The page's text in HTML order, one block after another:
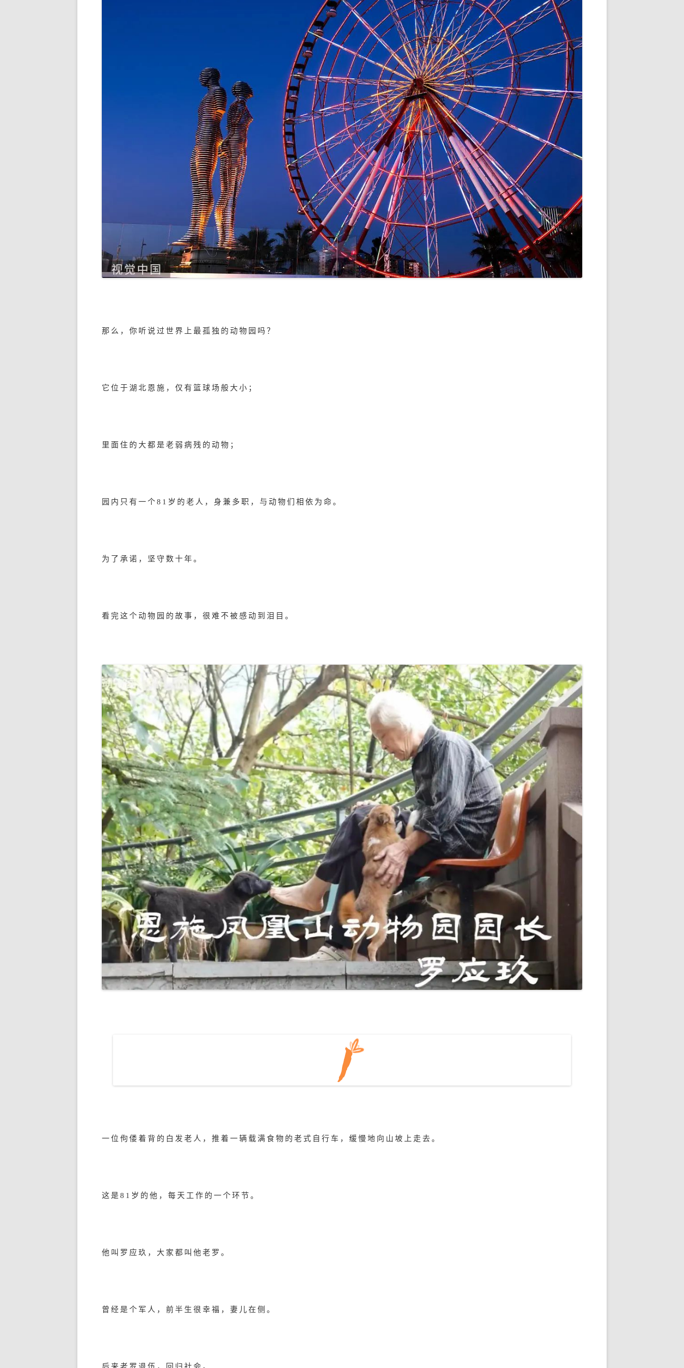
那么，你听说过世界上最孤独的动物园吗？
它位于湖北恩施，仅有篮球场般大小；
里面住的大都是老弱病残的动物；
园内只有一个81岁的老人，身兼多职，与动物们相依为命。
为了承诺，坚守数十年。
看完这个动物园的故事，很难不被感动到泪目。
一位佝偻着背的白发老人，推着一辆载满食物的老式自行车，缓慢地向山坡上走去。
这是81岁的他，每天工作的一个环节。
他叫罗应玖，大家都叫他老罗。
曾经是个军人，前半生很幸福，妻儿在侧。